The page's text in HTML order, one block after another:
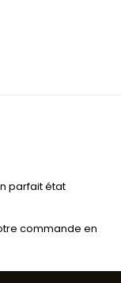
parfait état
commande en